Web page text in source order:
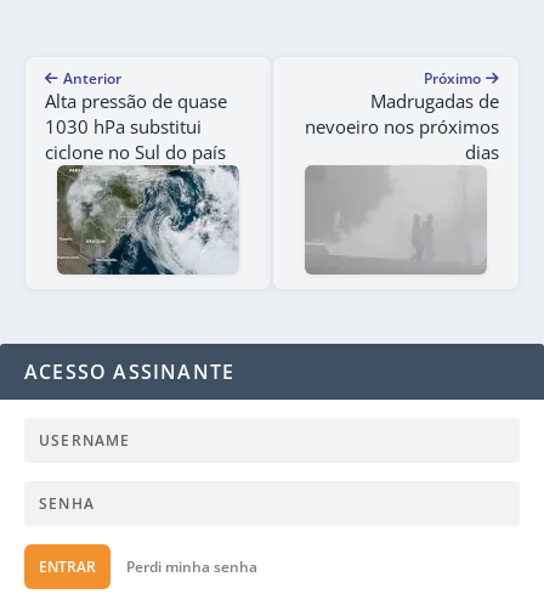
Anterior
Alta pressão de quase
1030 hPa substitui
ciclone no Sul do país
Próximo
Madrugadas de
nevoeiro nos próximos
dias
ACESSO ASSINANTE
ENTRAR Perdi minha senha